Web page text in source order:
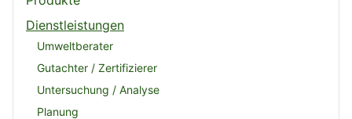
Dienstleistungen
Umweltberater
Gutachter / Zertifizierer
Untersuchung / Analyse
Planung